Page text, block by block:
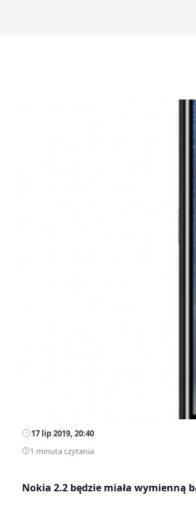
17 lip 2019, 20:40
1 minuta czytania
Nokia 2.2 będzie miała wymienną